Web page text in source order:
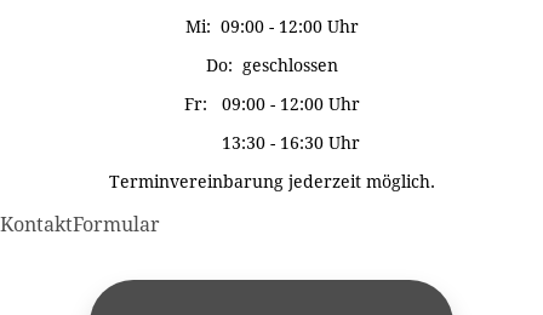
Mi: 09:00 - 12:00 Uhr
Do: geschlossen
Fr: 09:00 - 12:00 Uhr
13:30 - 16:30 Uhr
Terminvereinbarung jederzeit möglich.
KontaktFormular